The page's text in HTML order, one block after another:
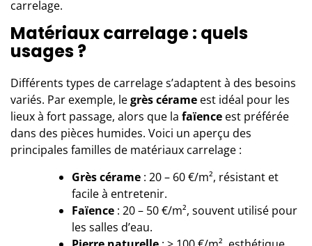
carrelage.
Matériaux carrelage : quels
usages ?
Différents types de carrelage s’adaptent à des besoins
variés. Par exemple, legrès cérame est idéal pour les
lieux à fort passage, alors que la faïence est préférée
dans des pièces humides. Voici un aperçu des
principales familles de matériaux carrelage :
Grès cérame : 20 – 60 €/m², résistant et
facile à entretenir.
Faïence : 20 – 50 €/m², souvent utilisé pour
les salles d’eau.